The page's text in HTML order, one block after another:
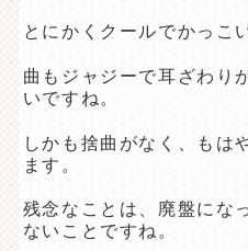
とにかくクールでかっこ
曲もジャジーで耳ざわり
いですね。
しかも捨曲がなく、もは
ます。
残念なことは、廃盤にな
ないことですね。